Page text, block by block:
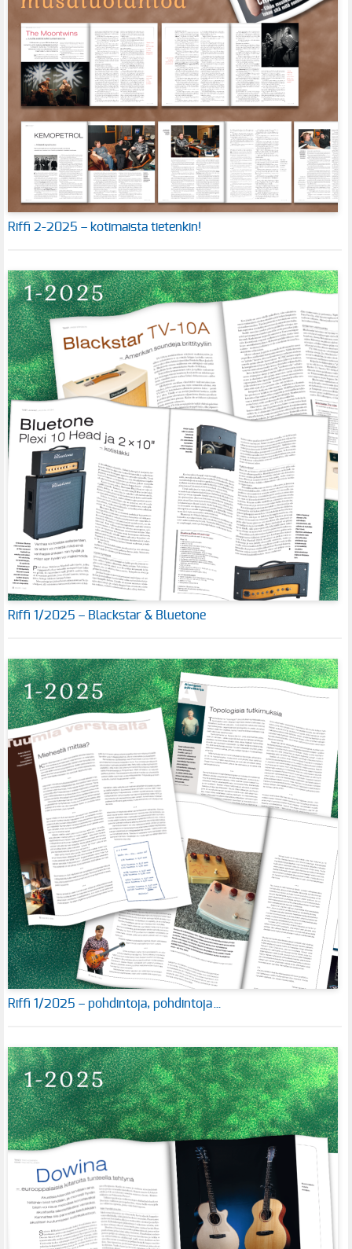
Riffi 2-2025 – kotimaista tietenkin!
Riffi 1/2025 – Blackstar & Bluetone
Riffi 1/2025 – pohdintoja, pohdintoja…